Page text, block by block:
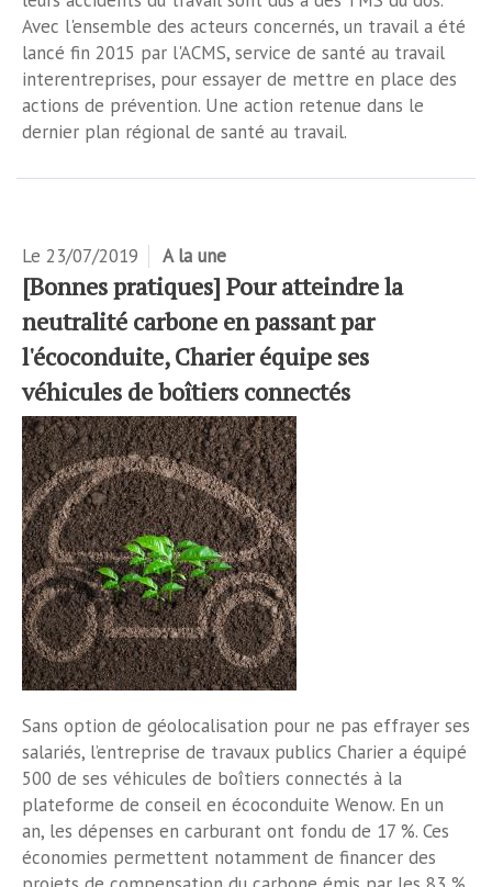
Avec l'ensemble des acteurs concernés, un travail a été
lancé fin 2015 par l'ACMS, service de santé au travail
interentreprises, pour essayer de mettre en place des
actions de prévention. Une action retenue dans le
dernier plan régional de santé au travail.
Le 23/07/2019 A la une
[Bonnes pratiques] Pour atteindre la
neutralité carbone en passant par
l'écoconduite, Charier équipe ses
véhicules de boîtiers connectés
Sans option de géolocalisation pour ne pas effrayer ses
salariés, l’entreprise de travaux publics Charier a équipé
500 de ses véhicules de boîtiers connectés à la
plateforme de conseil en écoconduite Wenow. En un
an, les dépenses en carburant ont fondu de 17 %. Ces
économies permettent notamment de financer des